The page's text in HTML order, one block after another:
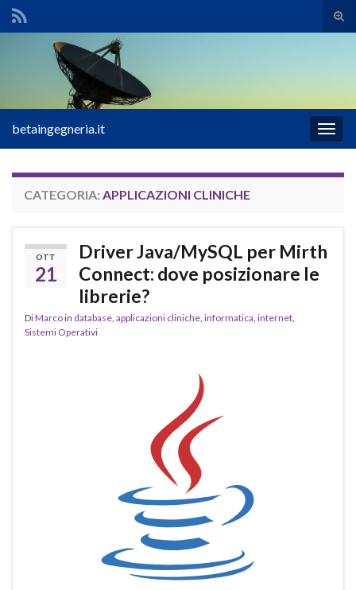
il
Search for:
la
betaingegneria.it
CATEGORIA: APPLICAZIONI CLINICHE
OTT
21
Driver Java/MySQL per Mirth
Connect: dove posizionare le
librerie?
DiMarcoin database applicazioni cliniche informatica internet
Sistemi Operativi